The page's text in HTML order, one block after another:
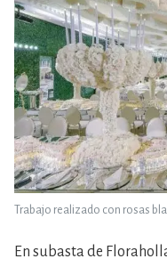
Trabajo realizado con rosas
En subasta de